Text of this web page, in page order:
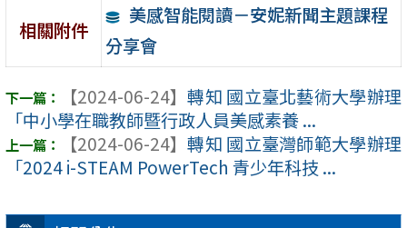
相關附件
美感智能閱讀－安妮新聞主題課程
分享會
【2024-06-24】 轉知 國立臺北藝術大學辦理
「中小學在職教師暨行政人員美感素養 ...
【2024-06-24】 轉知 國立臺灣師範大學辦理
「2024 i-STEAM PowerTech 青少年科技 ...